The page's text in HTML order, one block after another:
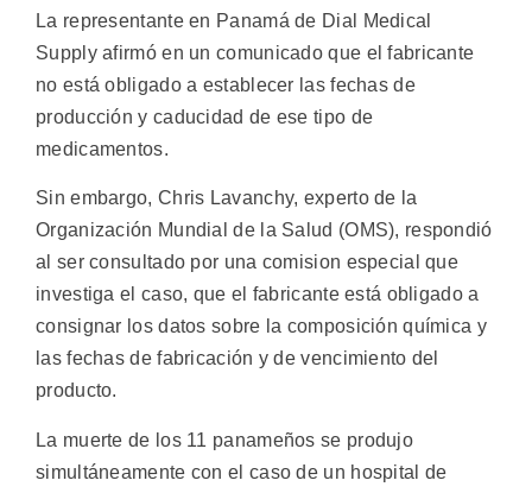
La representante en Panamá de Dial Medical
Supply afirmó en un comunicado que el fabricante
no está obligado a establecer las fechas de
producción y caducidad de ese tipo de
medicamentos.
Sin embargo, Chris Lavanchy, experto de la
Organización Mundial de la Salud (OMS), respondió
al ser consultado por una comision especial que
investiga el caso, que el fabricante está obligado a
consignar los datos sobre la composición química y
las fechas de fabricación y de vencimiento del
producto.
La muerte de los 11 panameños se produjo
simultáneamente con el caso de un hospital de